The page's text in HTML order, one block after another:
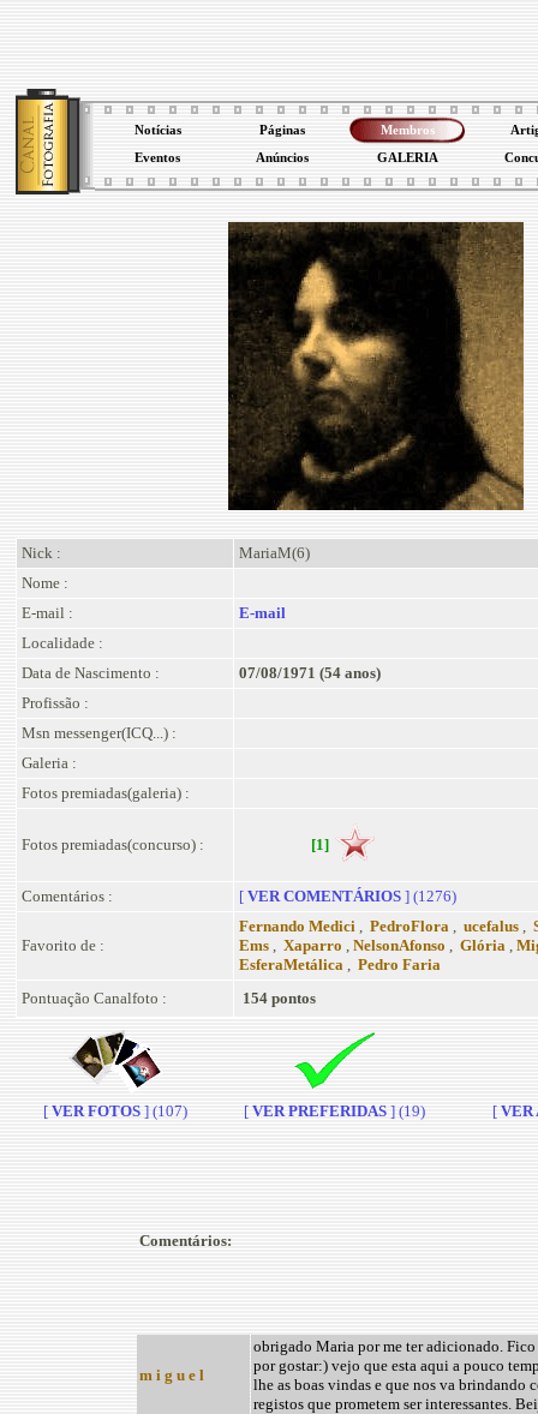
Notícias Páginas Membros
Eventos Anúncios GALERIA
Nick :
MariaM(6)
Nome :
E-mail :
E-mail
Localidade :
Data de Nascimento :
07/08/1971 (54 anos)
Profissão :
Msn messenger(ICQ...) :
Galeria :
Fotos premiadas(galeria) :
Fotos premiadas(concurso) : [1]
Comentários : [ VER COMENTÁRIOS ] (1276)
Favorito de :
Fernando Medici , PedroFlora , ucefalus ,
Ems , Xaparro , NelsonAfonso , Glória ,
EsferaMetálica , Pedro Faria
Pontuação Canalfoto :
154 pontos
[VER FOTOS ] (107) [ VER PREFERIDAS ] (19) [ VER
Comentários:
m i g u e l
obrigado Maria por me ter adicionado.
por gostar:) vejo que esta aqui a pouco
lhe as boas vindas e que nos va brindando
registos que prometem ser interessantes.